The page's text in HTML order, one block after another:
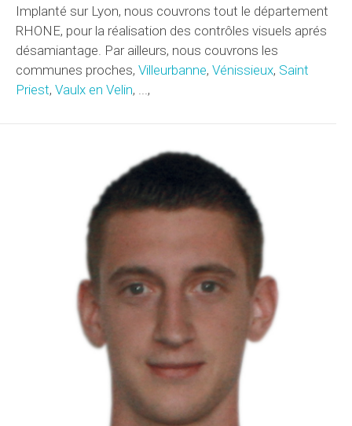
Implanté sur Lyon, nous couvrons tout le département
RHONE, pour la réalisation des contrôles visuels aprés
désamiantage. Par ailleurs, nous couvrons les
communes proches, Villeurbanne, Vénissieux, Saint
Priest, Vaulx en Velin, ...,